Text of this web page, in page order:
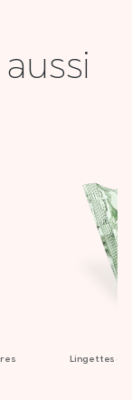
Lingettes